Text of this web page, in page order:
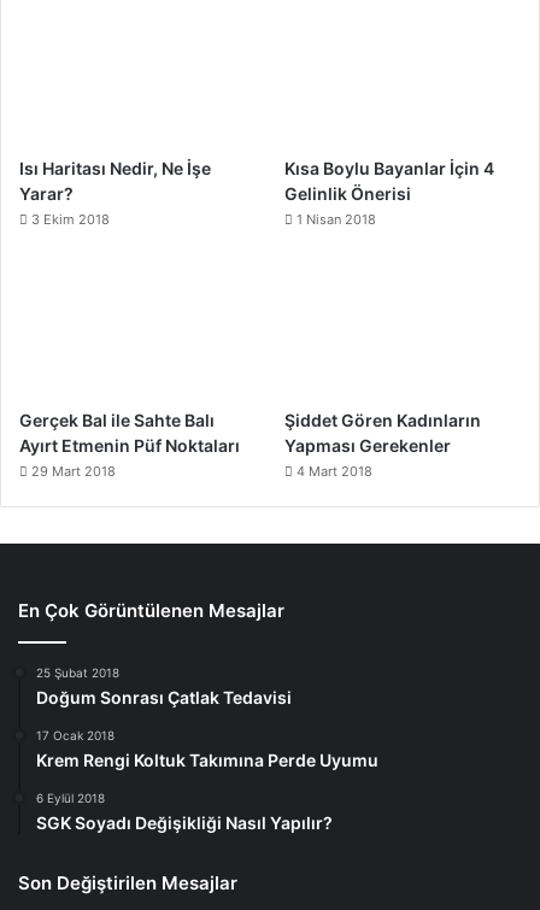
Isı Haritası Nedir, Ne İşe
Yarar?
3 Ekim 2018
Kısa Boylu Bayanlar İçin 4
Gelinlik Önerisi
1 Nisan 2018
Gerçek Bal ile Sahte Balı
Ayırt Etmenin Püf Noktaları
29 Mart 2018
Şiddet Gören Kadınların
Yapması Gerekenler
4 Mart 2018
En Çok Görüntülenen Mesajlar
25 Şubat 2018
Doğum Sonrası Çatlak Tedavisi
17 Ocak 2018
Krem Rengi Koltuk Takımına Perde Uyumu
6 Eylül 2018
SGK Soyadı Değişikliği Nasıl Yapılır?
Son Değiştirilen Mesajlar